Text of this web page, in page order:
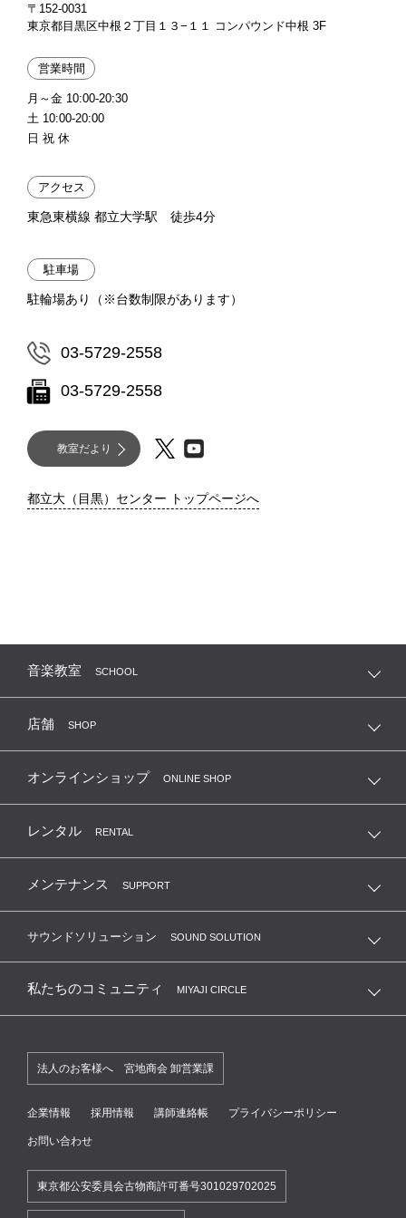
〒152-0031
東京都目黒区中根２丁目１３−１１ コンパウンド中根 3F
営業時間
月～金 10:00-20:30
土 10:00-20:00
日 祝 休
アクセス
東急東横線 都立大学駅 徒歩4分
駐車場
駐輪場あり（※台数制限があります）
03-5729-2558
03-5729-2558
教室だより
都立大（目黒）センター トップページへ
音楽教室 SCHOOL
店舗 SHOP
オンラインショップ ONLINE SHOP
レンタル RENTAL
メンテナンス SUPPORT
サウンドソリューション SOUND SOLUTION
私たちのコミュニティ MIYAJI CIRCLE
法人のお客様へ 宮地商会 卸営業課
企業情報 採用情報 講師連絡帳 プライバシーポリシー
お問い合わせ
東京都公安委員会古物商許可番号301029702025